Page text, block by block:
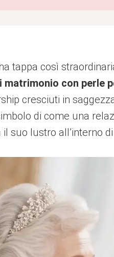
tappa così
con perle
cresciuti in
di come una
suo lustro all’interno di